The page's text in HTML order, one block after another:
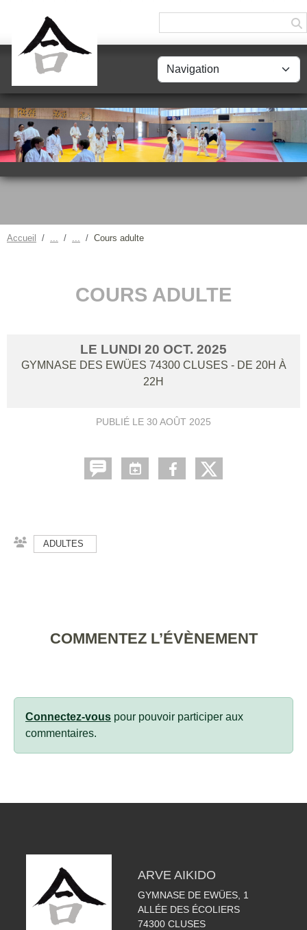
Accueil Cours adulte
COURS ADULTE
LE LUNDI 20 OCT. 2025
GYMNASE DES EWÜES 74300 CLUSES - DE 20H À
22H
PUBLIÉ LE 30 AOÛT 2025
ADULTES
COMMENTEZ L’ÉVÈNEMENT
Connectez-vous pour pouvoir participer aux
commentaires.
ARVE AIKIDO
GYMNASE DE EWÜES, 1
ALLÉE DES ÉCOLIERS
74300 CLUSES